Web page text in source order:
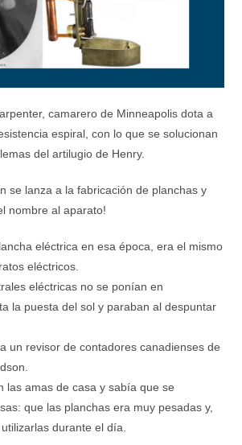
camarero de Minneapolis dota a
espiral, con lo que se solucionan
del artilugio de Henry.
se lanza a la fabricación de planchas y
nombre al aparato!
eléctrica en esa época, era el mismo
eléctricos.
eléctricas no se ponían en
la puesta del sol y paraban al despuntar
un revisor de contadores canadienses de
las amas de casa y sabía que se
que las planchas era muy pesadas y,
durante el día.